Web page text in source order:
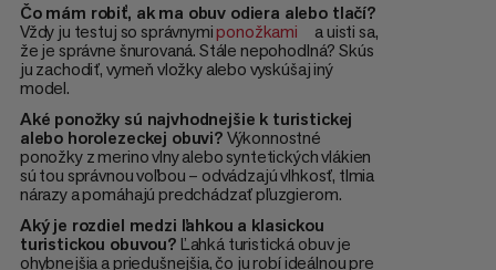
Čo mám robiť, ak ma obuv odiera alebo tlačí?
Vždy ju testuj so správnymiponožkami
a uisti sa,
že je správne šnurovaná. Stále nepohodlná? Skús
ju zachodiť, vymeň vložky alebo vyskúšaj iný
model.
Aké ponožky sú najvhodnejšie k turistickej
alebo horolezeckej obuvi?Výkonnostné
ponožky z merino vlny alebo syntetických vlákien
sú tou správnou voľbou – odvádzajú vlhkosť, tlmia
nárazy a pomáhajú predchádzať pľuzgierom.
Aký je rozdiel medzi ľahkou a klasickou
turistickou obuvou?Ľahká turistická obuv je
ohybnejšia a priedušnejšia, čo ju robí ideálnou pre